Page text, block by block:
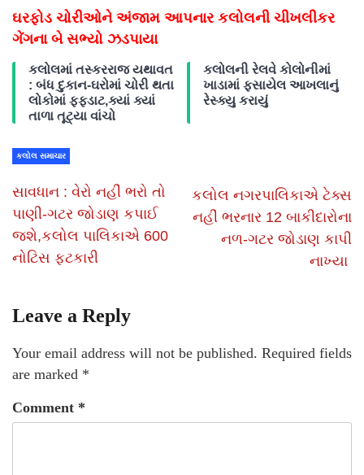
ઘરફોડ ચોરીઓને અંજામ આપનાર કલોલની ચીખલીકર
ગેંગના બે સભ્યો ઝડપાયા
કલોલમાં તસ્કરરાજ યથાવત
: બંધ દુકાન-ઘરોમાં ચોરી થતા
લોકોમાં ફફડાટ,ક્યાં ક્યાં
તાળા તૂટ્યા વાંચો
કલોલની રેલવે કોલોનીમાં
ખાડામાં ફસાયેલ આખલાનું
રેસ્ક્યુ કરાયું
કલોલ સમાચાર
સાવધાન : વેરો નહીં ભરો તો
પાણી-ગટર જોડાણ કપાઈ
જશે,કલોલ પાલિકાએ 600
નોટિસ ફટકારી
કલોલ નગરપાલિકાએ ટેક્સ
નહીં ભરનાર 12 બાકીદારોના
નળ-ગટર જોડાણ કાપી
નાખ્યા
Leave a Reply
Your email address will not be published. Required fields
are marked *
Comment *